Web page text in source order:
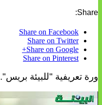
Share:
Share on Facebook
Share on Twitter
Share on Google+
Share on Pinterest
ورة تعريفية "للبيئة بريس".